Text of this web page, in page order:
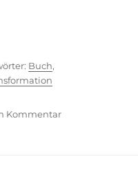
Schlagwörter
Buch,
Kommentarzu